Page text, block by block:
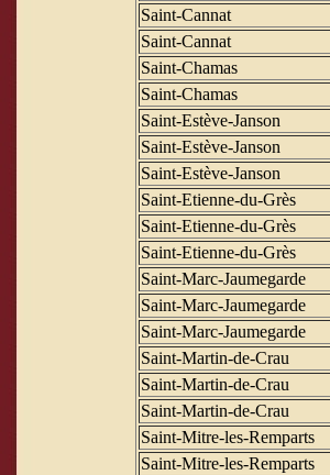
Saint-Cannat
Saint-Cannat
Saint-Chamas
Saint-Chamas
Saint-Estève-Janson
Saint-Estève-Janson
Saint-Estève-Janson
Saint-Etienne-du-Grès
Saint-Etienne-du-Grès
Saint-Etienne-du-Grès
Saint-Marc-Jaumegarde
Saint-Marc-Jaumegarde
Saint-Marc-Jaumegarde
Saint-Martin-de-Crau
Saint-Martin-de-Crau
Saint-Martin-de-Crau
Saint-Mitre-les-Remparts
Saint-Mitre-les-Remparts